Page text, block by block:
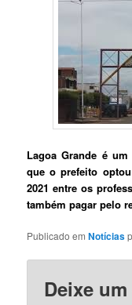
Lagoa Grande é
que o prefeito
2021 entre os
também pagar pelo
Publicado emNotícias
Deixe